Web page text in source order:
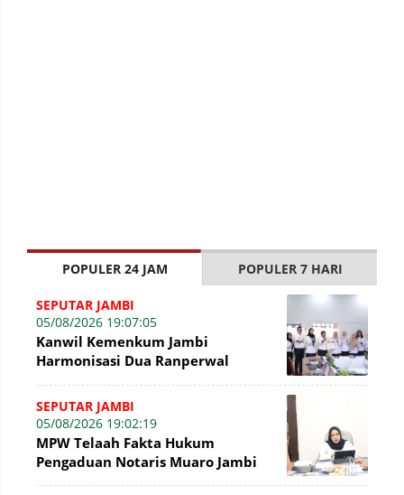
POPULER 24 JAM POPULER 7 HARI
SEPUTAR JAMBI
05/08/2026 19:07:05
Kanwil Kemenkum Jambi
Harmonisasi Dua Ranperwal
SEPUTAR JAMBI
05/08/2026 19:02:19
MPW Telaah Fakta Hukum
Pengaduan Notaris Muaro Jambi